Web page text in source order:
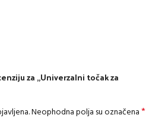
za „Univerzalni točak za
Neophodna polja su označena*